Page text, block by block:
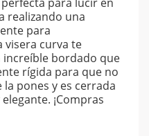
realizando una
para
visera curva te
bordado que
rígida para que no
pones y es cerrada
¡Compras